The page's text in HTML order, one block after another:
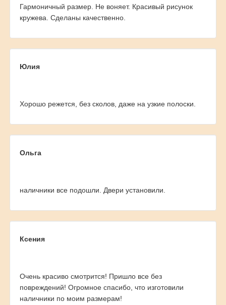
Гармоничный размер. Не воняет. Красивый рисунок
кружева. Сделаны качественно.
Юлия
Хорошо режется, без сколов, даже на узкие полоски.
Ольга
наличники все подошли. Двери установили.
Ксения
Очень красиво смотрится! Пришло все без
повреждений! Огромное спасибо, что изготовили
наличники по моим размерам!